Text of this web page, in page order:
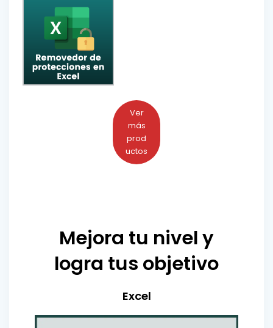
Ver
más
prod
uctos
Mejora tu nivel y
logra tus objetivo
Excel